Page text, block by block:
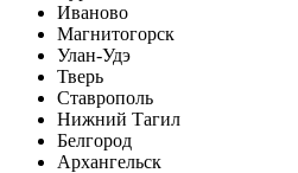
Иваново
Магнитогорск
Улан-Удэ
Тверь
Ставрополь
Нижний Тагил
Белгород
Архангельск